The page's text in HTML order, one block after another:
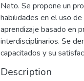
Neto. Se propone un
habilidades en el uso
aprendizaje basado en
interdisciplinarios. Se
capacitados y su
Description